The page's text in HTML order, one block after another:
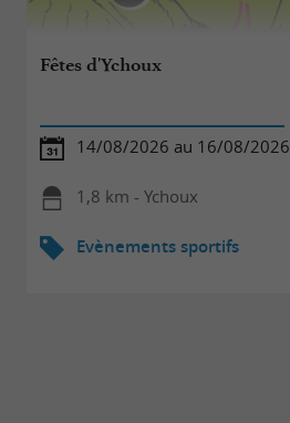
Fêtes d'Ychoux
14/08/2026 au 16/08/2026
1,8 km - Ychoux
Evènements sportifs